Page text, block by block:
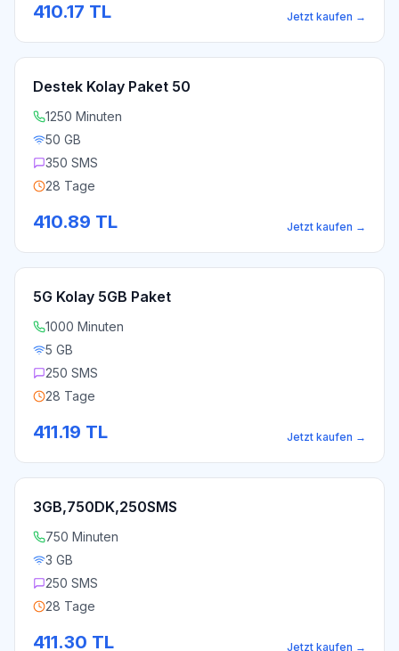
410.17 TL Jetzt kaufen →
Destek Kolay Paket 50
1250 Minuten
50 GB
350 SMS
28 Tage
410.89 TL Jetzt kaufen →
5G Kolay 5GB Paket
1000 Minuten
5 GB
250 SMS
28 Tage
411.19 TL Jetzt kaufen →
3GB,750DK,250SMS
750 Minuten
3 GB
250 SMS
28 Tage
411.30 TL Jetzt kaufen →